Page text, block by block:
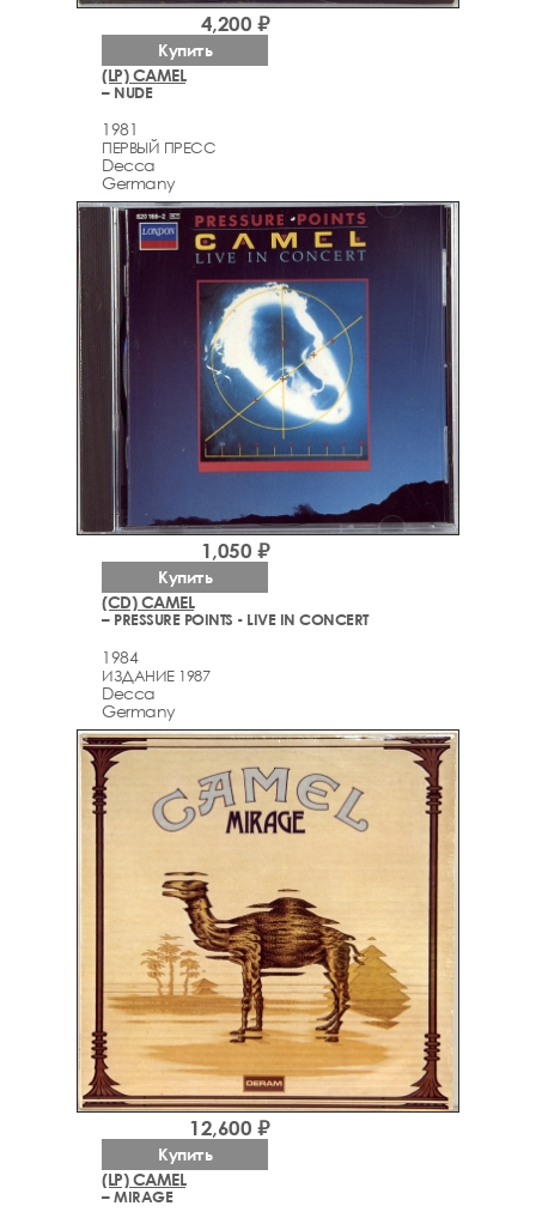
(LP) CAMEL
– NUDE
1981
ПЕРВЫЙ ПРЕСС
Decca
Germany
4,200 ₽
Купить
(CD) CAMEL
– PRESSURE POINTS - LIVE IN CONCERT
1984
ИЗДАНИЕ 1987
Decca
Germany
1,050 ₽
Купить
(LP) CAMEL
– MIRAGE
12,600 ₽
Купить